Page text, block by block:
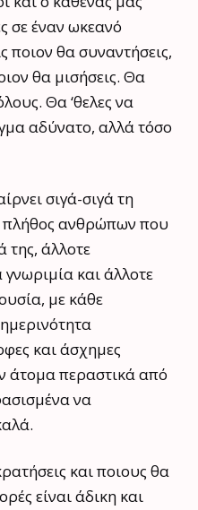
σε έναν ωκεανό
ποιον θα συναντήσεις,
θα μισήσεις. Θα
Θα ‘θελες να
αδύνατο, αλλά τόσο
σιγά-σιγά τη
πλήθος ανθρώπων που
της, άλλοτε
και άλλοτε
με κάθε
και άσχημες
άτομα περαστικά από
να
και ποιους θα
είναι άδικη και